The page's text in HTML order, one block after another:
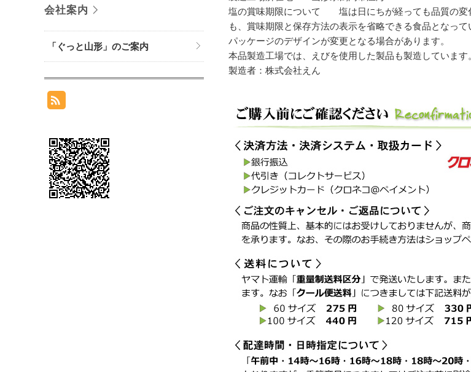
塩の賞味期限について 塩は日にちが経っても品質の変
も、賞味期限と保存方法の表示を省略できる食品となっ
パッケージのデザインが変更となる場合があります。
本品製造工場では、えびを使用した製品も製造しています
製造者：株式会社えん
会社案内
「ぐっと山形」のご案内